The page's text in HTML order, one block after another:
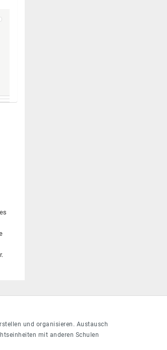
und organisieren. Austausch
mit anderen Schulen